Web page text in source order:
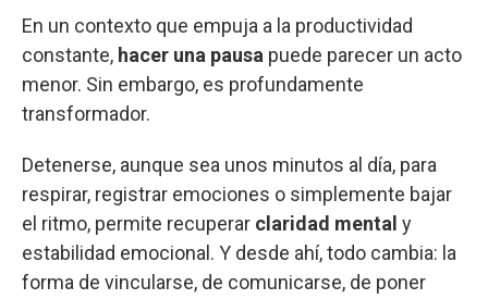
En un contexto que empuja a la productividad
constante, hacer una pausa puede parecer un acto
menor. Sin embargo, es profundamente
transformador.
Detenerse, aunque sea unos minutos al día, para
respirar, registrar emociones o simplemente bajar
el ritmo, permite recuperar claridad mental y
estabilidad emocional. Y desde ahí, todo cambia: la
forma de vincularse, de comunicarse, de poner